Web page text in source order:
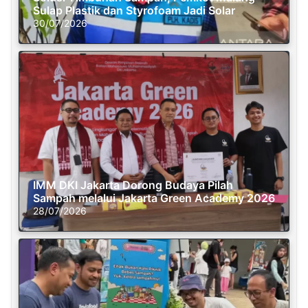
Sulap Plastik dan Styrofoam Jadi Solar
30/07/2026
IMM DKI Jakarta Dorong Budaya Pilah
Sampah melalui Jakarta Green Academy 2026
28/07/2026